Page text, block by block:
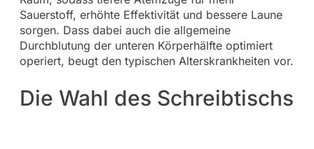
Sauerstoff, erhöhte Effektivität und bessere Laune
sorgen. Dass dabei auch die allgemeine
Durchblutung der unteren Körperhälfte optimiert
operiert, beugt den typischen Alterskrankheiten vor.
Die Wahl des Schreibtischs